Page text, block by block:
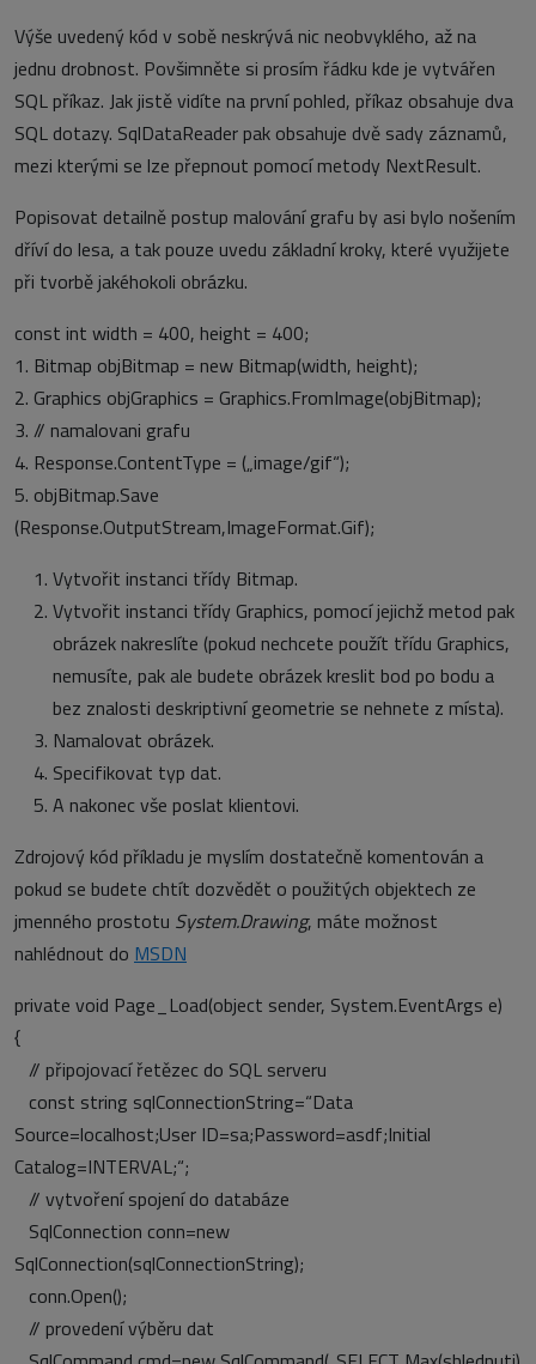
Výše uvedený kód v sobě neskrývá nic neobvyklého, až na
jednu drobnost. Povšimněte si prosím řádku kde je vytvářen
SQL příkaz. Jak jistě vidíte na první pohled, příkaz obsahuje dva
SQL dotazy. SqlDataReader pak obsahuje dvě sady záznamů,
mezi kterými se lze přepnout pomocí metody NextResult.
Popisovat detailně postup malování grafu by asi bylo nošením
dříví do lesa, a tak pouze uvedu základní kroky, které využijete
při tvorbě jakéhokoli obrázku.
const int width = 400, height = 400;
1. Bitmap objBitmap = new Bitmap(width, height);
2. Graphics objGraphics = Graphics.FromImage(objBitmap);
3. // namalovani grafu
4. Response.ContentType = („image/gif“);
5. objBitmap.Save
(Response.OutputStream,ImageFormat.Gif);
Vytvořit instanci třídy Bitmap.
Vytvořit instanci třídy Graphics, pomocí jejichž metod pak
obrázek nakreslíte (pokud nechcete použít třídu Graphics,
nemusíte, pak ale budete obrázek kreslit bod po bodu a
bez znalosti deskriptivní geometrie se nehnete z místa).
Namalovat obrázek.
Specifikovat typ dat.
A nakonec vše poslat klientovi.
Zdrojový kód příkladu je myslím dostatečně komentován a
pokud se budete chtít dozvědět o použitých objektech ze
jmenného prostotu System.Drawing, máte možnost
nahlédnout do MSDN
private void Page_Load(object sender, System.EventArgs e)
{
// připojovací řetězec do SQL serveru
const string sqlConnectionString=“Data
Source=localhost;User ID=sa;Password=asdf;Initial
Catalog=INTERVAL;“;
// vytvoření spojení do databáze
SqlConnection conn=new
SqlConnection(sqlConnectionString);
conn.Open();
// provedení výběru dat